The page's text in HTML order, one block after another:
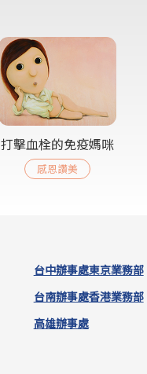
打擊血栓的免疫媽咪
感恩讚美
台中辦事處
台南辦事處
高雄辦事處
東京業務部
香港業務部